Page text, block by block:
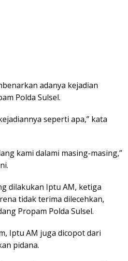
adanya kejadian
Polda Sulsel.
seperti apa,” kata
kami dalami masing-masing,”
dilakukan Iptu AM, ketiga
tidak terima dilecehkan,
Propam Polda Sulsel.
Iptu AM juga dicopot dari
pidana.